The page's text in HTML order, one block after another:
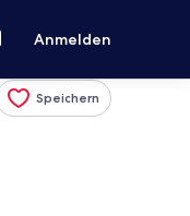
Anmelden
Speichern